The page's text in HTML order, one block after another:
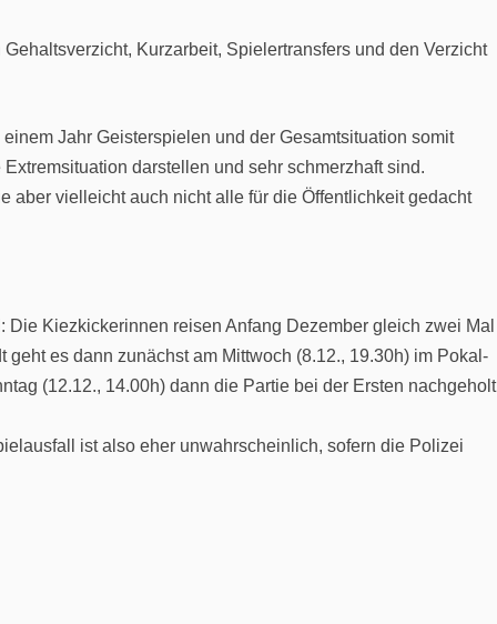
Kurzarbeit, Spielertransfers und den Verzicht
Jahr Geisterspielen und der Gesamtsituation somit
darstellen und sehr schmerzhaft sind.
aber vielleicht auch nicht alle für die Öffentlichkeit gedacht
Kiezkickerinnen reisen Anfang Dezember gleich zwei Mal
es dann zunächst am Mittwoch (8.12., 19.30h) im Pokal-
(12.12., 14.00h) dann die Partie bei der Ersten nachgeholt
ist also eher unwahrscheinlich, sofern die Polizei